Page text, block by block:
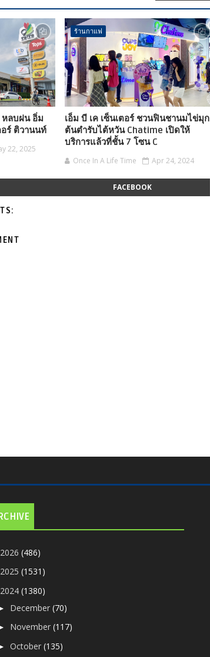
หลบฝน อิ่ม
อร์ ติวานนท์
22, 2025
ร้านกาแฟ
เอ็ม บี เค เซ็นเตอร์ ชวนฟินชานมไข่มุก
ต้นตำรับไต้หวัน Chatime เปิดให้
บริการแล้วที่ชั้น 7 โซน C
Once In A Life Time Apr 24, 2024
FACEBOOK
2026(486)
2025(1531)
2024(1380)
December(70)
November(117)
October(135)